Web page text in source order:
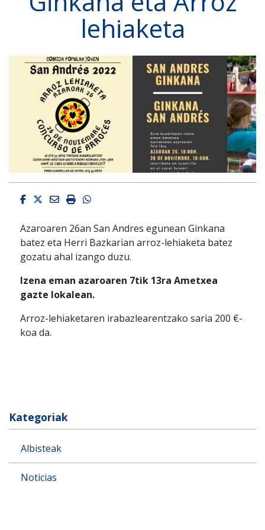
lehiaketa
Facebook
Twitter
EmailImprimirWhatsapp
Azaroaren 26an San Andres egunean Ginkana
batez eta Herri Bazkarian arroz-lehiaketa batez
gozatu ahal izango duzu.
Izena eman azaroaren 7tik 13ra Ametxea
gazte lokalean.
Arroz-lehiaketaren irabazlearentzako saria 200 €-
koa da.
Kategoriak
Albisteak
Noticias